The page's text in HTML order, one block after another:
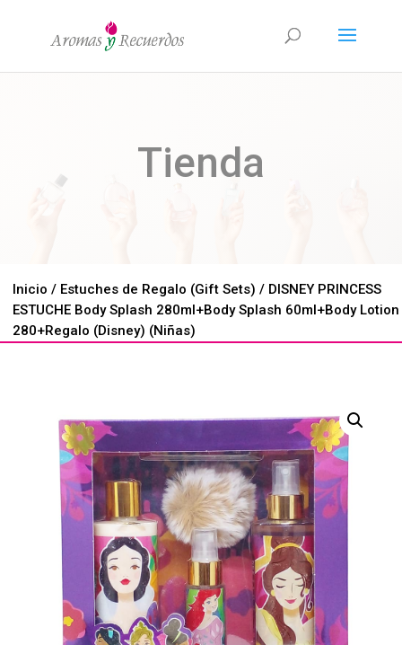
Tienda
Inicio / Estuches de Regalo (Gift Sets) / DISNEY PRINCESS
ESTUCHE Body Splash 280ml+Body Splash 60ml+Body Lotion
280+Regalo (Disney) (Niñas)